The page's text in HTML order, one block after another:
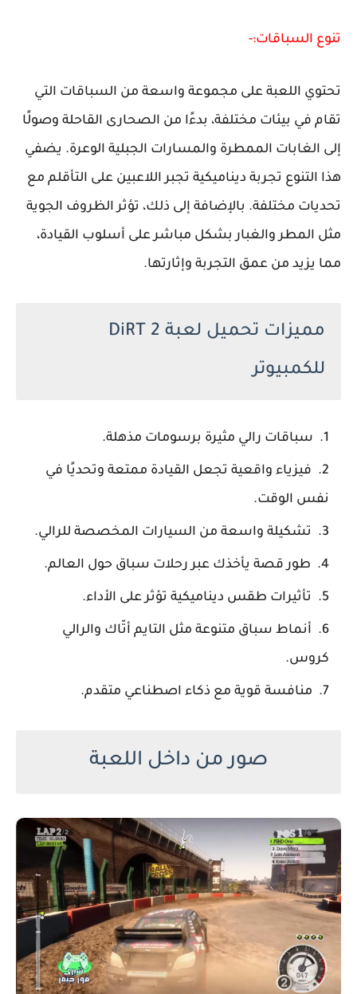
تنوع السباقات:-
تحتوي اللعبة على مجموعة واسعة من السباقات التي
تقام في بيئات مختلفة، بدءًا من الصحارى القاحلة وصولًا
إلى الغابات الممطرة والمسارات الجبلية الوعرة. يضفي
هذا التنوع تجربة ديناميكية تجبر اللاعبين على التأقلم مع
تحديات مختلفة. بالإضافة إلى ذلك، تؤثر الظروف الجوية
مثل المطر والغبار بشكل مباشر على أسلوب القيادة،
مما يزيد من عمق التجربة وإثارتها.
مميزات تحميل لعبة DiRT 2
للكمبيوتر
سباقات رالي مثيرة برسومات مذهلة.
فيزياء واقعية تجعل القيادة ممتعة وتحديًا في
نفس الوقت.
تشكيلة واسعة من السيارات المخصصة للرالي.
طور قصة يأخذك عبر رحلات سباق حول العالم.
تأثيرات طقس ديناميكية تؤثر على الأداء.
أنماط سباق متنوعة مثل التايم أتّاك والرالي
كروس.
منافسة قوية مع ذكاء اصطناعي متقدم.
صور من داخل اللعبة